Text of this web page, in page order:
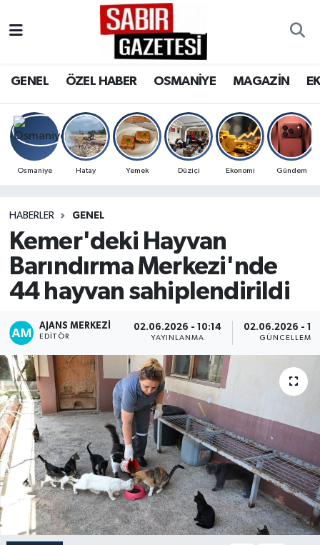
GENEL ÖZEL HABER OSMANİYE MAGAZİN
Osmaniye Hatay Yemek Düziçi Ekonomi Gündem
HABERLER GENEL
Kemer'deki Hayvan
Barındırma Merkezi'nde
44 hayvan sahiplendirildi
AJANS MERKEZI
EDITÖR
02.06.2026 - 10:14
YAYINLANMA
02.06.2026 -
GÜNCELLEME
OSMANİYE
MAGAZİN
SPOR
RESMİ İLANLAR
Osmaniye Nöbetçi Eczaneler
Osmaniye Trafik Yoğunluk Haritası
Süper Lig Puan Durumu ve Fikstür
Son Dakika Haberleri
Haber Arşivi